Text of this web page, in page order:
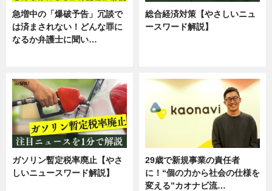
急増中の「爆破予告」冗談で
は済まされない！どんな罪に
なるか弁護士に聞い…
総合経済対策【やさしいニュ
ースワード解説】
ガソリン暫定税率廃止【やさ
しいニュースワード解説】
29歳で新規事業の責任者
に！“個の力から社会の仕様を
変える”カオナビ流…